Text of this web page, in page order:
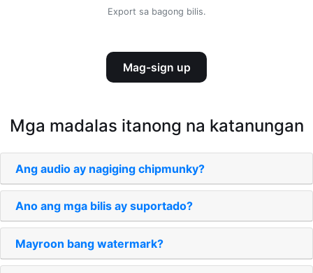
Export sa bagong bilis.
Mag-sign up
Mga madalas itanong na katanungan
Ang audio ay nagiging chipmunky?
Ano ang mga bilis ay suportado?
Mayroon bang watermark?